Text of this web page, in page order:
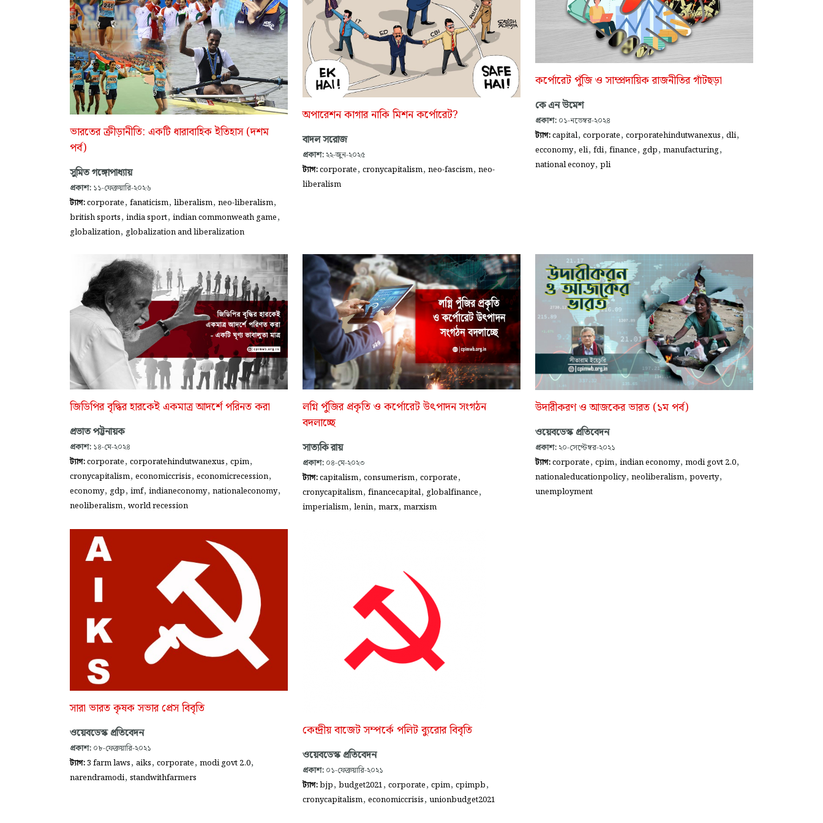
ভারতের ক্রীড়ানীতি: একটি ধারাবাহিক ইতিহাস (দশম
পর্ব)
সুমিত গঙ্গোপাধ্যায়
প্রকাশ: ১১-ফেব্রুয়ারি-২০২৬
ট্যাগ:corporate, fanaticism, liberalism, neo-liberalism,
british sports, india sport, indian commonweath game,
globalization, globalization and liberalization
অপারেশন কাগার নাকি মিশন কর্পোরেট?
বাদল সরোজ
প্রকাশ: ২২-জুন-২০২৫
ট্যাগ:corporate, cronycapitalism, neo-fascism, neo-
liberalism
কর্পোরেট পুঁজি ও সাম্প্রদায়িক রাজনীতির গাঁটছড়া
কে এন উমেশ
প্রকাশ: ০১-নভেম্বর-২০২৪
ট্যাগ:capital, corporate, corporatehindutwanexus, dli,
ecconomy, eli, fdi, finance, gdp, manufacturing,
national econoy, pli
জিডিপির বৃদ্ধির হারকেই একমাত্র আদর্শে পরিনত করা
প্রভাত পট্টনায়ক
প্রকাশ: ১৪-মে-২০২৪
ট্যাগ:corporate, corporatehindutwanexus, cpim,
cronycapitalism, economiccrisis, economicrecession,
economy, gdp, imf, indianeconomy, nationaleconomy,
neoliberalism, world recession
লগ্নি পুঁজির প্রকৃতি ও কর্পোরেট উৎপাদন সংগঠন
বদলাচ্ছে
সাত্যকি রায়
প্রকাশ: ০৪-মে-২০২৩
ট্যাগ:capitalism, consumerism, corporate,
cronycapitalism, financecapital, globalfinance,
imperialism, lenin, marx, marxism
উদারীকরণ ও আজকের ভারত (১ম পর্ব)
ওয়েবডেস্ক প্রতিবেদন
প্রকাশ: ২০-সেপ্টেম্বর-২০২১
ট্যাগ:corporate, cpim, indian economy, modi govt 2.0,
nationaleducationpolicy, neoliberalism, poverty,
unemployment
সারা ভারত কৃষক সভার প্রেস বিবৃতি
ওয়েবডেস্ক প্রতিবেদন
প্রকাশ: ০৮-ফেব্রুয়ারি-২০২১
ট্যাগ:3 farm laws, aiks, corporate, modi govt 2.0,
narendramodi, standwithfarmers
কেন্দ্রীয় বাজেট সম্পর্কে পলিট ব্যুরোর বিবৃতি
ওয়েবডেস্ক প্রতিবেদন
প্রকাশ: ০১-ফেব্রুয়ারি-২০২১
ট্যাগ:bjp, budget2021, corporate, cpim, cpimpb,
cronycapitalism, economiccrisis, unionbudget2021